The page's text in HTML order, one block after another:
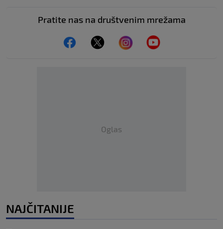
Pratite nas na društvenim mrežama
Oglas
NAJČITANIJE